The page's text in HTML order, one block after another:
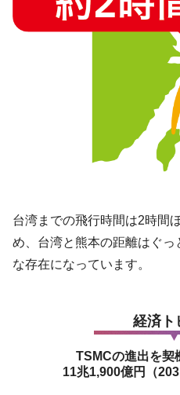
台湾までの飛行時間は2時間
め、台湾と熊本の距離はぐ
な存在になっています。
経済ト
TSMCの進出を契
11兆1,900億円（